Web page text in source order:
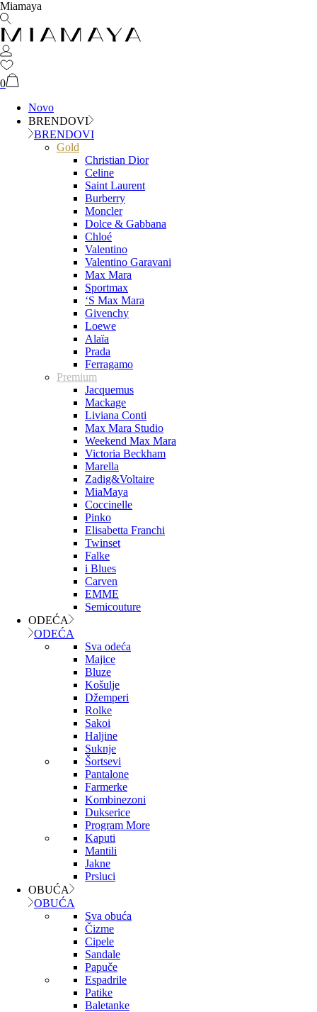
Miamaya
0
Novo
BRENDOVI
BRENDOVI
Gold
Christian Dior
Celine
Saint Laurent
Burberry
Moncler
Dolce & Gabbana
Chloé
Valentino
Valentino Garavani
Max Mara
Sportmax
‘S Max Mara
Givenchy
Loewe
Alaïa
Prada
Ferragamo
Premium
Jacquemus
Mackage
Liviana Conti
Max Mara Studio
Weekend Max Mara
Victoria Beckham
Marella
Zadig&Voltaire
MiaMaya
Coccinelle
Pinko
Elisabetta Franchi
Twinset
Falke
i Blues
Carven
EMME
Semicouture
ODEĆA
ODEĆA
Sva odeća
Majice
Bluze
Košulje
Džemperi
Rolke
Sakoi
Haljine
Suknje
Šortsevi
Pantalone
Farmerke
Kombinezoni
Dukserice
Program More
Kaputi
Mantili
Jakne
Prsluci
OBUĆA
OBUĆA
Sva obuća
Čizme
Cipele
Sandale
Papuče
Espadrile
Patike
Baletanke